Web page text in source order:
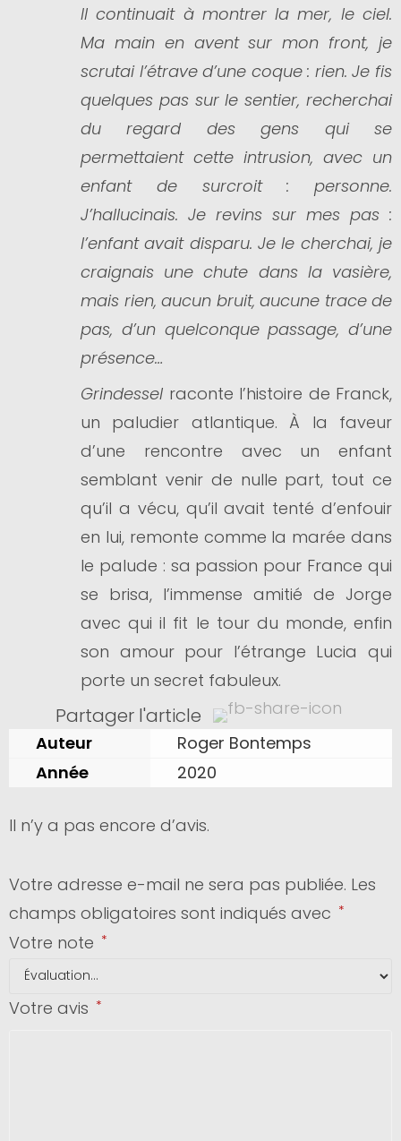
Il continuait à montrer la mer, le ciel.
Ma main en avent sur mon front, je
scrutai l’étrave d’une coque : rien. Je fis
quelques pas sur le sentier, recherchai
du regard des gens qui se
permettaient cette intrusion, avec un
enfant de surcroit : personne.
J’hallucinais. Je revins sur mes pas :
l’enfant avait disparu. Je le cherchai, je
craignais une chute dans la vasière,
mais rien, aucun bruit, aucune trace de
pas, d’un quelconque passage, d’une
présence…
Grindessel raconte l’histoire de Franck,
un paludier atlantique. À la faveur
d’une rencontre avec un enfant
semblant venir de nulle part, tout ce
qu’il a vécu, qu’il avait tenté d’enfouir
en lui, remonte comme la marée dans
le palude : sa passion pour France qui
se brisa, l’immense amitié de Jorge
avec qui il fit le tour du monde, enfin
son amour pour l’étrange Lucia qui
porte un secret fabuleux.
Partager l'article
Auteur
Roger Bontemps
Année
2020
Il n’y a pas encore d’avis.
Votre adresse e-mail ne sera pas publiée. Les
champs obligatoires sont indiqués avec *
Votre note *
Votre avis *